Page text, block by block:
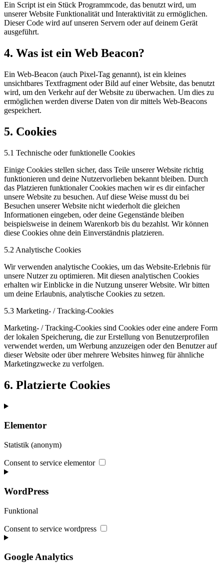
Ein Script ist ein Stück Programmcode, das benutzt wird, um
unserer Website Funktionalität und Interaktivität zu ermöglichen.
Dieser Code wird auf unseren Servern oder auf deinem Gerät
ausgeführt.
4. Was ist ein Web Beacon?
Ein Web-Beacon (auch Pixel-Tag genannt), ist ein kleines
unsichtbares Textfragment oder Bild auf einer Website, das benutzt
wird, um den Verkehr auf der Website zu überwachen. Um dies zu
ermöglichen werden diverse Daten von dir mittels Web-Beacons
gespeichert.
5. Cookies
5.1 Technische oder funktionelle Cookies
Einige Cookies stellen sicher, dass Teile unserer Website richtig
funktionieren und deine Nutzervorlieben bekannt bleiben. Durch
das Platzieren funktionaler Cookies machen wir es dir einfacher
unsere Website zu besuchen. Auf diese Weise musst du bei
Besuchen unserer Website nicht wiederholt die gleichen
Informationen eingeben, oder deine Gegenstände bleiben
beispielsweise in deinem Warenkorb bis du bezahlst. Wir können
diese Cookies ohne dein Einverständnis platzieren.
5.2 Analytische Cookies
Wir verwenden analytische Cookies, um das Website-Erlebnis für
unsere Nutzer zu optimieren. Mit diesen analytischen Cookies
erhalten wir Einblicke in die Nutzung unserer Website. Wir bitten
um deine Erlaubnis, analytische Cookies zu setzen.
5.3 Marketing- / Tracking-Cookies
Marketing- / Tracking-Cookies sind Cookies oder eine andere Form
der lokalen Speicherung, die zur Erstellung von Benutzerprofilen
verwendet werden, um Werbung anzuzeigen oder den Benutzer auf
dieser Website oder über mehrere Websites hinweg für ähnliche
Marketingzwecke zu verfolgen.
6. Platzierte Cookies
Elementor
Statistik (anonym)
Consent to service elementor
WordPress
Funktional
Consent to service wordpress
Google Analytics